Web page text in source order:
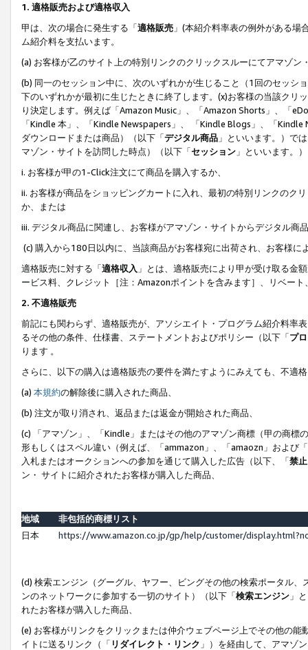
1. 適格販売および適格収入
甲は、次の場合に発生する「適格販売 」(本紹介料率表の例外がある
ム紹介料を支払います。
(a) お客様が乙のサイト上の特別リンクのクリックスルーにてアマゾン
(b) 同一のセッション中に、次のいずれかが生じること（1回のセッシ
下のいずれかが最初に生じたときに終了します。(x)お客様の当該ク
り決定します。例えば「Amazon Music」、「Amazon Shorts」、「
「Kindle 本」、「Kindle Newspapers」、 「Kindle Blogs」、「
ダウンロードまたは商品）（以下「デジタル商品 」といいます。）で
マゾン・サイトを訪問した時点）（以下「セッション 」といいます。
i. お客様が甲の1-Click注文にて商品を購入するか、
ii. お客様が商品をショッピングカートに入れ、最初の特別リンクのク
か、または
iii. デジタル商品に関連し、お客様がアマゾン・サイトからデジタル
(c) 購入から180日以内に、当該商品がお客様宛に出荷され、お客様
適格販売に対する「適格収入 」とは、適格販売により甲が受け取る金
ービス料、クレジット［注：Amazonポイントを含みます］、リベー
2. 不適格販売
前記にも関わらず、適格販売が、アソシエイト・プログラム紹介料率
るその他の条件、仕様書、ステートメントおよびポリシー（以下「プ
ります 。
さらに、以下の購入は適格販売の要件を満たすようにみえても、不適
(a) 本規約の解除後に購入された商品、
(b) 注文が取り消され、返品または返金が開始された商品、
(c) 「アマゾン」、「Kindle」またはその他のアマゾン商標（甲の商
形もしくはスペル違い（例えば、「ammazon」、「amaozn」および
入札またはオークションへの参加を通じて購入した広告（以下、「禁
ン・ サイトに紹介されたお客様が購入した商品、
地域
非包括的商標リスト
日本
https://www.amazon.co.jp/gp/help/customer/
(d) 検索エンジン（グーグル、ヤフー、ビングその他の検索ポータル
ンのネットワークに参加する一切のサイト）（以下「検索エンジン 」
れたお客様が購入した商品、
(e) お客様がリンクをクリックまたは仲介ウェブページ上でその他の
イトに送るリンク（「 リダイレクト・リンク 」）を経由して、アマゾ